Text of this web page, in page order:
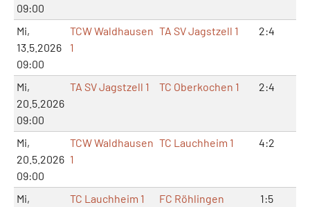
09:00
Mi,
13.5.2026
09:00
TCW Waldhausen
1
TA SV Jagstzell 1 2:4
Mi,
20.5.2026
09:00
TA SV Jagstzell 1 TC Oberkochen 1 2:4
Mi,
20.5.2026
09:00
TCW Waldhausen
1
TC Lauchheim 1 4:2
Mi,
TC Lauchheim 1
FC Röhlingen
1:5